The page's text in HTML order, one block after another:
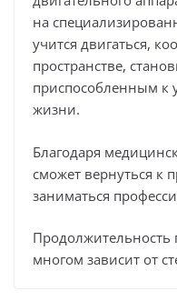
на
учится двигаться,
пространстве,
приспособленным к
жизни.
Благодаря
сможет вернуться к
заниматься
Продолжительность
многом зависит от